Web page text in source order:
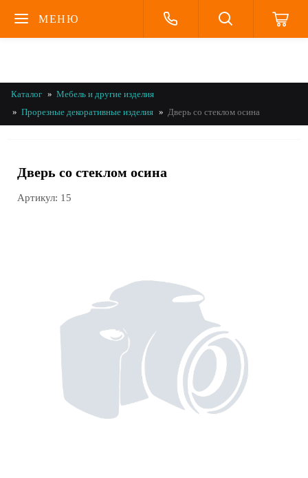
МЕНЮ
Каталог
Мебель и другие изделия
Прорезные декоративные изделия
Дверь со стеклом осина
Дверь со стеклом осина
Артикул: 15